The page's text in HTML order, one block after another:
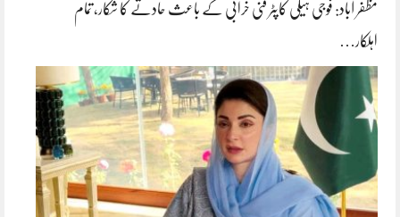
مظفر آباد: فوجی ہیلی کاپٹر فنی خرابی کے باعث حادثے کا شکار، تمام
اہلکار…